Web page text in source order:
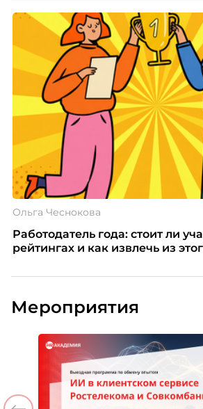
Ольга Чеснокова
Работодатель года: стоит ли
рейтингах и как извлечь из
Мероприятия